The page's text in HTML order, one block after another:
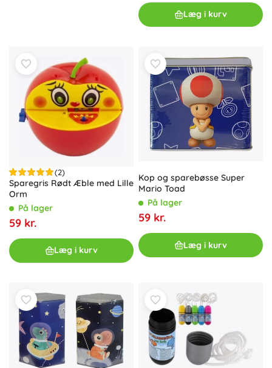
Læg i kurv
(2)
Sparegris Rødt Æble med Lille
Orm
På lager
59 kr.
Læg i kurv
Kop og sparebøsse Super
Mario Toad
På lager
59 kr.
Læg i kurv